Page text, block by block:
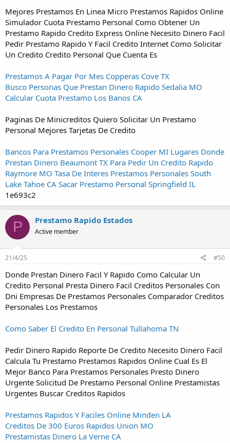
Mejores Prestamos En Linea Micro Prestamos Rapidos Online
Simulador Cuota Prestamo Personal Como Obtener Un
Prestamo Rapido Credito Express Online Necesito Dinero Facil
Pedir Prestamo Rapido Y Facil Credito Internet Como Solicitar
Un Credito Credito Personal Que Cuenta Es
Prestamos A Pagar Por Mes Copperas Cove TX
Busco Personas Que Prestan Dinero Rapido Sedalia MO
Calcular Cuota Prestamo Los Banos CA
Paginas De Minicreditos Quiero Solicitar Un Prestamo
Personal Mejores Tarjetas De Credito
Bancos Para Prestamos Personales Cooper MI Lugares Donde
Prestan Dinero Beaumont TX Para Pedir Un Credito Rapido
Raymore MO Tasa De Interes Prestamos Personales South
Lake Tahoe CA Sacar Prestamo Personal Springfield IL
1e693c2
P Prestamo Rapido Estados
Active member
21/4/25 #50
Donde Prestan Dinero Facil Y Rapido Como Calcular Un
Credito Personal Presta Dinero Facil Creditos Personales Con
Dni Empresas De Prestamos Personales Comparador Creditos
Personales Los Prestamos
Como Saber El Credito En Personal Tullahoma TN
Pedir Dinero Rapido Reporte De Credito Necesito Dinero Facil
Calcula Tu Prestamo Prestamos Rapidos Online Cual Es El
Mejor Banco Para Prestamos Personales Presto Dinero
Urgente Solicitud De Prestamo Personal Online Prestamistas
Urgentes Buscar Creditos Rapidos
Prestamos Rapidos Y Faciles Online Minden LA
Creditos De 300 Euros Rapidos Union MO
Prestamistas Dinero La Verne CA